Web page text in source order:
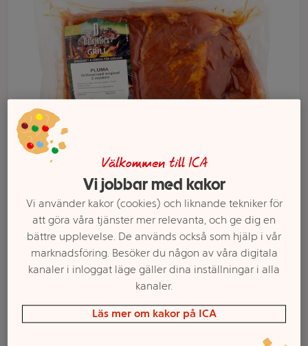
Pluma Färsk
Välj butik och handla
Sortimentet kan variera mellan butikerna
Välkommen till ICA
Vi jobbar med kakor
Vi använder kakor (cookies) och liknande tekniker för
att göra våra tjänster mer relevanta, och ge dig en
bättre upplevelse. De används också som hjälp i vår
marknadsföring. Besöker du någon av våra digitala
kanaler i inloggat läge gäller dina inställningar i alla
kanaler.
Läs mer om kakor på ICA